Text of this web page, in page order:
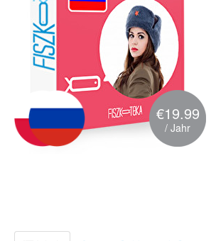
€19.99
/ Jahr